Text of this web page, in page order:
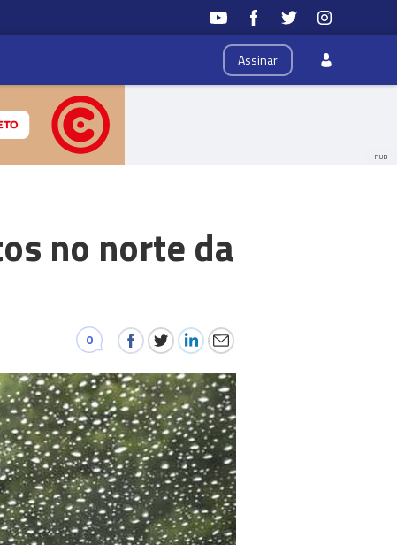
Assinar
PUB
no norte da
0